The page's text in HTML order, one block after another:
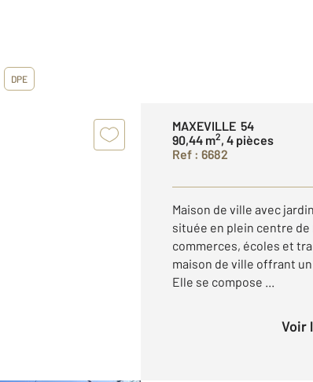
DPE
MAXEVILLE 54
90,44 m2, 4 pièces
Ref : 6682
Maison de ville avec
située en plein centre
commerces, écoles et
maison de ville offrant
Elle se compose ...